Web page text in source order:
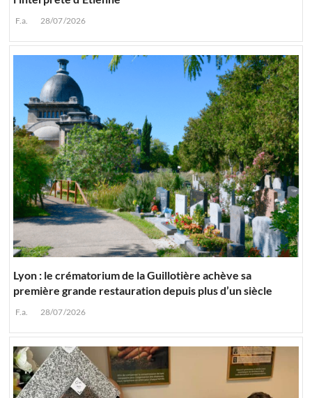
F.a. 28/07/2026
Lyon : le crématorium de la Guillotière achève sa
première grande restauration depuis plus d’un siècle
F.a. 28/07/2026